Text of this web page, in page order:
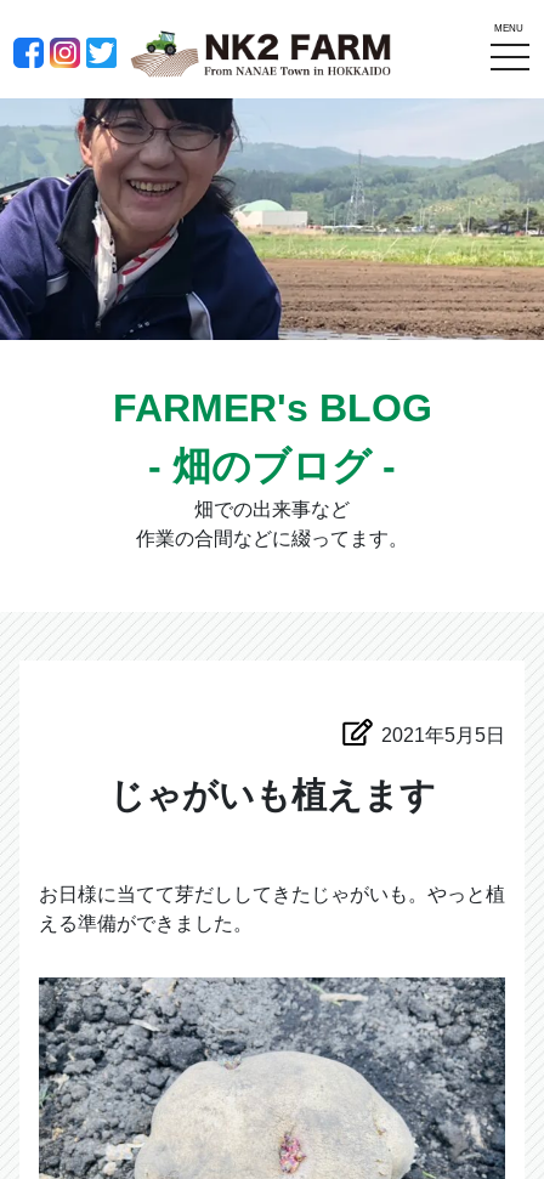
MENU
FARMER's BLOG
- 畑のブログ -
畑での出来事など
作業の合間などに綴ってます。
2021年5月5日
じゃがいも植えます
お日様に当てて芽だししてきたじゃがいも。やっと植
える準備ができました。